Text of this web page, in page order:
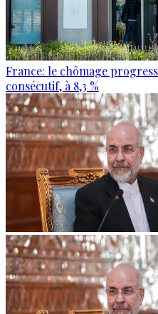
France: le chômage
consécutif, à 8,3 %